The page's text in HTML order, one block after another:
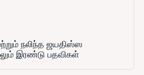
நலிந்த ஜயதிஸ்ஸ
இரண்டு பதவிகள்